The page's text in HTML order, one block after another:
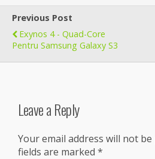
Previous Post
Exynos 4 - Quad-Core
Pentru Samsung Galaxy S3
Leave a Reply
Your email address will not be
fields are marked *